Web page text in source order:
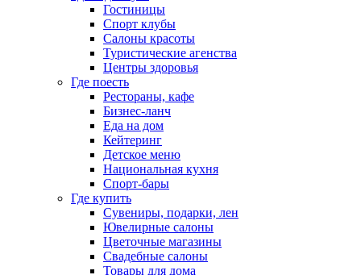
Гостиницы
Спорт клубы
Салоны красоты
Туристические агенства
Центры здоровья
Где поесть
Рестораны, кафе
Бизнес-ланч
Еда на дом
Кейтеринг
Детское меню
Национальная кухня
Спорт-бары
Где купить
Сувениры, подарки, лен
Ювелирные салоны
Цветочные магазины
Свадебные салоны
Товары для дома